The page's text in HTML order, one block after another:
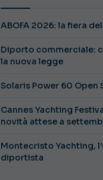
ABOFA 2026: la fiera
Diporto commerciale:
la nuova legge
Solaris Power 60 Open
Cannes Yachting
novità attese a
Montecristo Yachting,
diportista